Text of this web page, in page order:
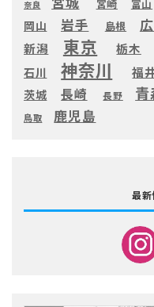
奈良 宮崎 富山
岡山
岩手 島根
新潟 東京 栃木
石川
神奈川 福
茨城 長崎 長野 青
鳥取 鹿児島
最新